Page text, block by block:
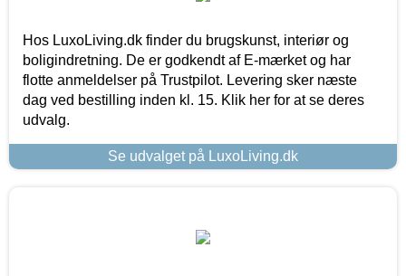
Hos LuxoLiving.dk finder du brugskunst, interiør og
boligindretning. De er godkendt af E-mærket og har
flotte anmeldelser på Trustpilot. Levering sker næste
dag ved bestilling inden kl. 15. Klik her for at se deres
udvalg.
Se udvalget på LuxoLiving.dk